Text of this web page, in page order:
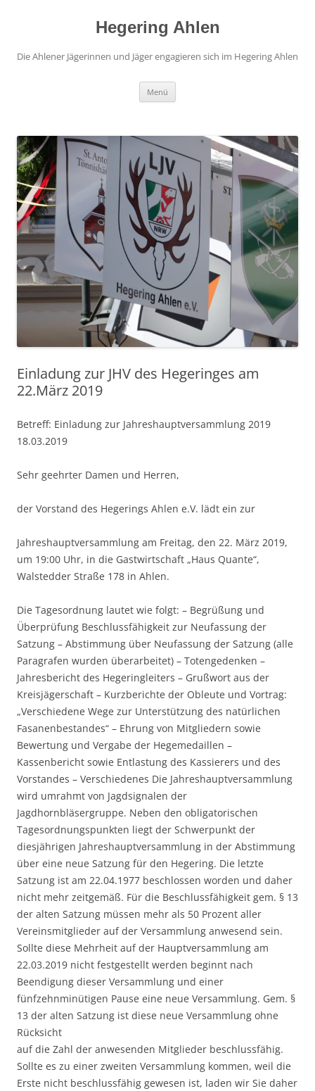
Hegering Ahlen
Die Ahlener Jägerinnen und Jäger engagieren sich im Hegering Ahlen
Menü
Einladung zur JHV des Hegeringes am
22.März 2019
Betreff: Einladung zur Jahreshauptversammlung 2019
18.03.2019
Sehr geehrter Damen und Herren,
der Vorstand des Hegerings Ahlen e.V. lädt ein zur
Jahreshauptversammlung am Freitag, den 22. März 2019,
um 19:00 Uhr, in die Gastwirtschaft „Haus Quante“,
Walstedder Straße 178 in Ahlen.
Die Tagesordnung lautet wie folgt: – Begrüßung und
Überprüfung Beschlussfähigkeit zur Neufassung der
Satzung – Abstimmung über Neufassung der Satzung (alle
Paragrafen wurden überarbeitet) – Totengedenken –
Jahresbericht des Hegeringleiters – Grußwort aus der
Kreisjägerschaft – Kurzberichte der Obleute und Vortrag:
„Verschiedene Wege zur Unterstützung des natürlichen
Fasanenbestandes“ – Ehrung von Mitgliedern sowie
Bewertung und Vergabe der Hegemedaillen –
Kassenbericht sowie Entlastung des Kassierers und des
Vorstandes – Verschiedenes Die Jahreshauptversammlung
wird umrahmt von Jagdsignalen der
Jagdhornbläsergruppe. Neben den obligatorischen
Tagesordnungspunkten liegt der Schwerpunkt der
diesjährigen Jahreshauptversammlung in der Abstimmung
über eine neue Satzung für den Hegering. Die letzte
Satzung ist am 22.04.1977 beschlossen worden und daher
nicht mehr zeitgemäß. Für die Beschlussfähigkeit gem. § 13
der alten Satzung müssen mehr als 50 Prozent aller
Vereinsmitglieder auf der Versammlung anwesend sein.
Sollte diese Mehrheit auf der Hauptversammlung am
22.03.2019 nicht festgestellt werden beginnt nach
Beendigung dieser Versammlung und einer
fünfzehnminütigen Pause eine neue Versammlung. Gem. §
13 der alten Satzung ist diese neue Versammlung ohne
Rücksicht
auf die Zahl der anwesenden Mitglieder beschlussfähig.
Sollte es zu einer zweiten Versammlung kommen, weil die
Erste nicht beschlussfähig gewesen ist, laden wir Sie daher